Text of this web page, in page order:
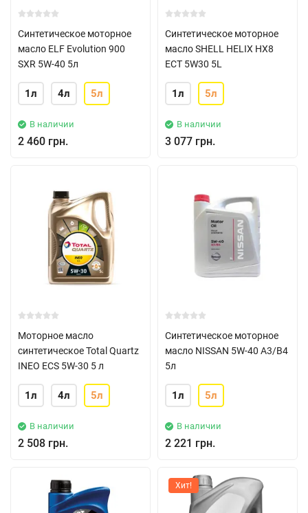
Синтетическое моторное
масло ELF Evolution 900
SXR 5W-40 5л
1л 4л 5л
В наличии
2 460 грн.
Синтетическое моторное
масло SHELL HELIX HX8
ECT 5W30 5L
1л 5л
В наличии
3 077 грн.
Моторное масло
синтетическое Total Quartz
INEO ECS 5W-30 5 л
1л 4л 5л
В наличии
2 508 грн.
Синтетическое моторное
масло NISSAN 5W-40 A3/B4
5л
1л 5л
В наличии
2 221 грн.
Хит!